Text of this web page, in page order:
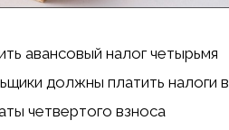
авансовый налог четырьмя
должны платить налоги в
четвертого взноса